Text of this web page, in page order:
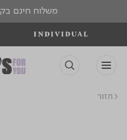
משלוח חינם בקנייה
< חזור